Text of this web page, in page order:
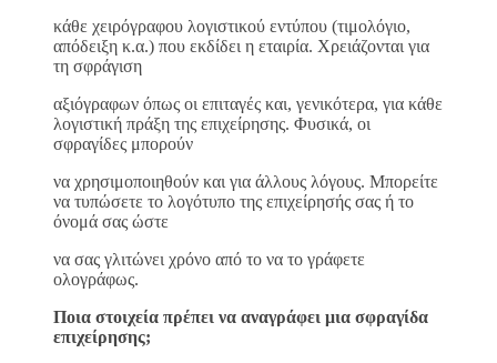
κάθε χειρόγραφου λογιστικού εντύπου (τιμολόγιο,
απόδειξη κ.α.) που εκδίδει η εταιρία. Χρειάζονται για
τη σφράγιση
αξιόγραφων όπως οι επιταγές και, γενικότερα, για κάθε
λογιστική πράξη της επιχείρησης. Φυσικά, οι
σφραγίδες μπορούν
να χρησιμοποιηθούν και για άλλους λόγους. Μπορείτε
να τυπώσετε το λογότυπο της επιχείρησής σας ή το
όνομά σας ώστε
να σας γλιτώνει χρόνο από το να το γράφετε
ολογράφως.
Ποια στοιχεία πρέπει να αναγράφει μια σφραγίδα
επιχείρησης;